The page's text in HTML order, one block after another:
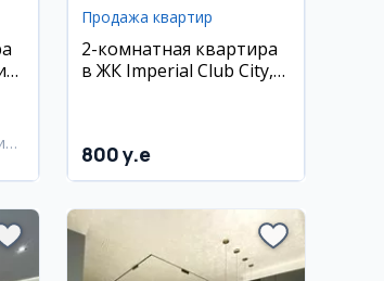
Продажа квартир
2-комнатная квартира
в ЖК Imperial Club City,
800 y.e